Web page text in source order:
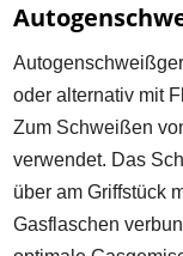
oder alternativ mit
Zum Schweißen
verwendet. Das
über am Griffstück
Gasflaschen